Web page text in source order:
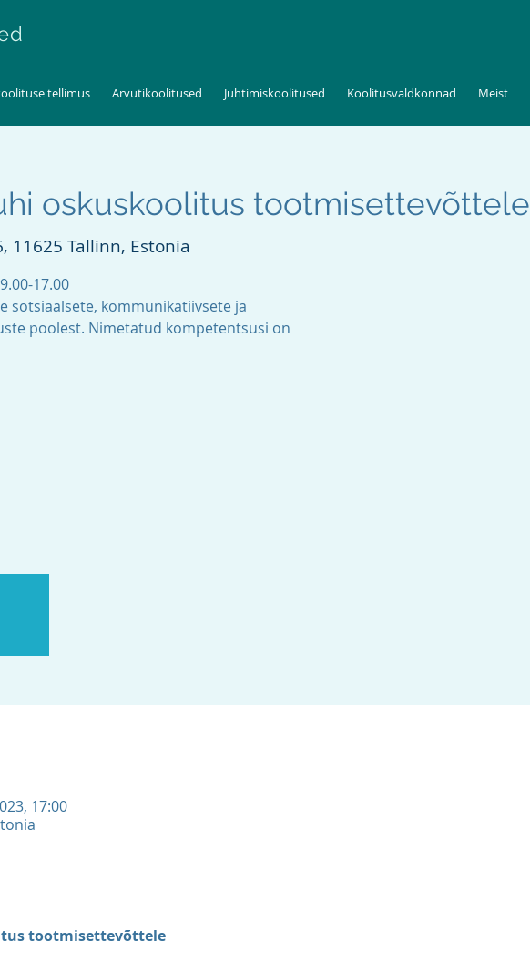
tellimus Arvutikoolitused Juhtimiskoolitused Koolitusvaldkonnad Meist
oskuskoolitus tootmisettevõttele
11625 Tallinn, Estonia
17.00
sotsiaalsete, kommunikatiivsete ja
poolest. Nimetatud kompetentsusi on
17:00
tootmisettevõttele